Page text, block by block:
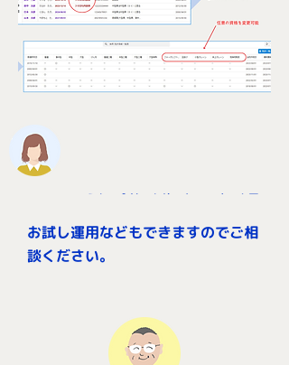
うちの会社でも使いたいです！​上司
お試し運用などもできますのでご相
談ください。